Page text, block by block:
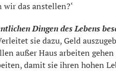
wir das anstellen?‘
Dingen des Lebens
sie dazu, Geld
außer Haus arbeiten
damit sie ihren hohen